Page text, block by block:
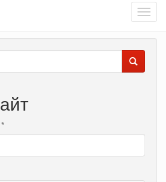
*